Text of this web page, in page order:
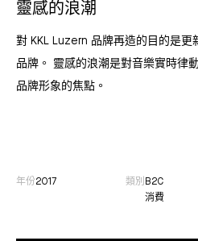
年份2017 類別 B2C
消費
靈感的浪潮
對 KKL Luzern 品牌再造的目的是
品牌。 靈感的浪潮是對音樂實時律
品牌形象的焦點。